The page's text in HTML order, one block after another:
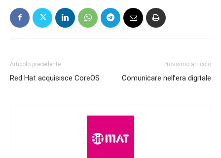
Articolo precedente
Red Hat acquisisce CoreOS
Prossimo articolo
Comunicare nell’era digitale